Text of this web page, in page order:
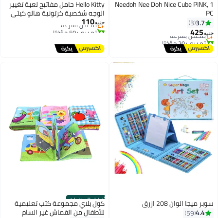
Needoh Nee Doh Nice Cube PINK, 1
PC
3.7
3
جنيه425
#5 في ألعاب اسفنجية
توصيل مجاني
بتخلّص بسرعة
تم بيع +20 مؤخرًا
#5 في ألعاب اسفنجية
Hello Kitty حامل مفاتيح لعبة تغيير
الوجه شخصية كرتونية هالو كيتي
لحفلات الهدايا والزينة
جنيه110
أقل سعر في 7 يوم
توصيل مجاني
بتخلّص بسرعة
تم بيع +50 مؤخرًا
أقل سعر في 7 يوم
سوبر ميجا الوان 208 ازرق
4.4
59#25 في لوازم الرسم والتلوين
أقل سعر في 7 يوم
أفضل المنتجات
كول بلاي مجموعة كتب تعليمية
للأطفال من القماش غير السام